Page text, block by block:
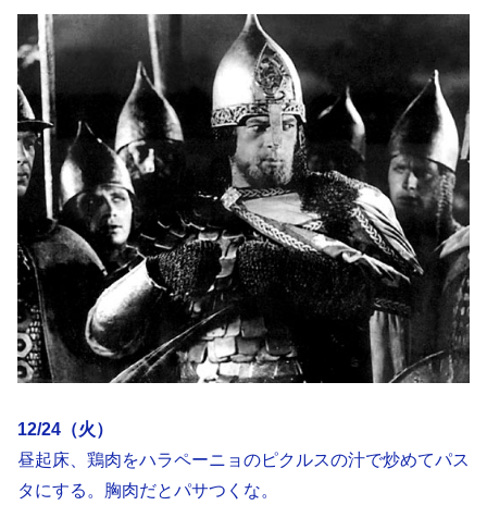
12/24（火）
昼起床、鶏肉をハラペーニョのピクルスの汁で炒めてパス
タにする。胸肉だとパサつくな。